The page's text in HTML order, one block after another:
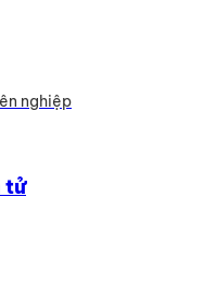
nghiệp
tử